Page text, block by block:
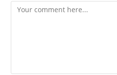
Comment